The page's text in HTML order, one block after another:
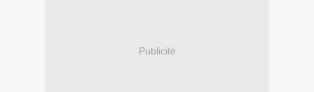
Publicité